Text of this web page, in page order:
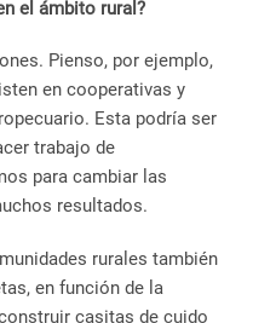
el ámbito rural?
Pienso, por ejemplo,
en cooperativas y
Esta podría ser
trabajo de
para cambiar las
resultados.
rurales también
en función de la
casitas de cuido